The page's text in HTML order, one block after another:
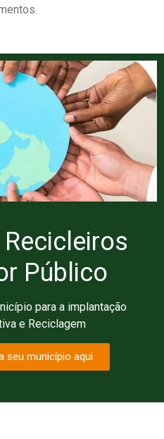
Público
para a implantação
e Reciclagem
seu município aqui